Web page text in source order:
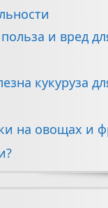
и вред
кукуруза
на овощах и